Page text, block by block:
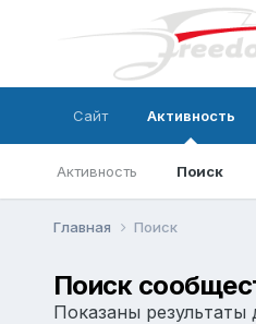
Сайт Активность
Активность Поиск
Главная Поиск
Поиск
Показаны результаты